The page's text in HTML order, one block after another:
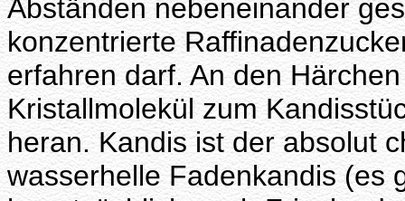
Abständen nebeneinander
konzentrierte
erfahren darf. An den
Kristallmolekül zum
heran. Kandis ist der absolut
wasserhelle Fadenkandis (es